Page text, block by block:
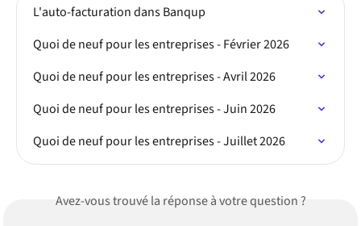
L'auto-facturation dans Banqup
Quoi de neuf pour les entreprises - Février 2026
Quoi de neuf pour les entreprises - Avril 2026
Quoi de neuf pour les entreprises - Juin 2026
Quoi de neuf pour les entreprises - Juillet 2026
Avez-vous trouvé la réponse à votre question ?